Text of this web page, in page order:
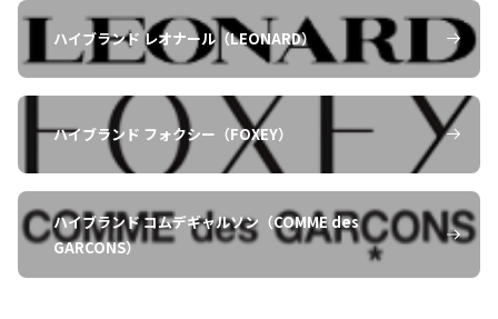
ン（mina perhonen）の買取を簡単
にお申し込みいただけます。ご自宅
から査定依頼ができるため、店頭に
お持ち込みいただく時間がない方に
も便利です。
ミナペルホネン（mina perhonen）
ハイブランド レオナール（LEONARD）
ハイブランド フォクシー（FOXEY）
ハイブランド コムデギャルソン（COMME des
GARCONS）